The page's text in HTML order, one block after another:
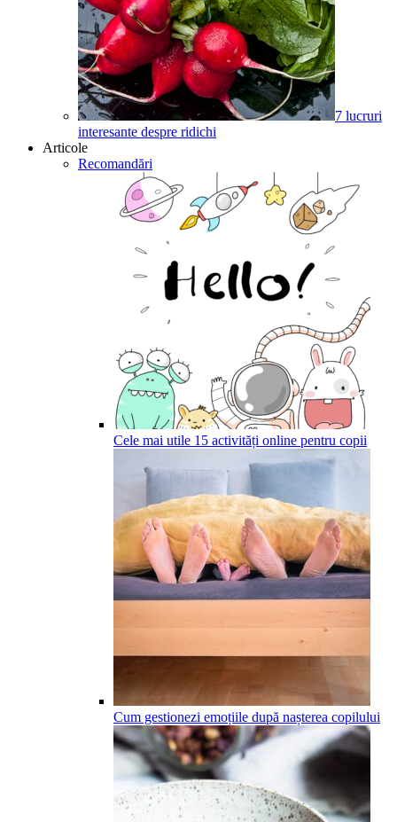
7 lucruri
interesante despre ridichi
Articole
Recomandări
Cele mai utile 15 activități online pentru copii
Cum gestionezi emoțiile după nașterea copilului